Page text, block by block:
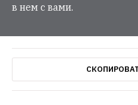
в нем с вами.